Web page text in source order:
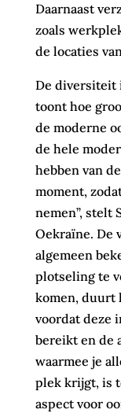
Daarnaast
zoals
de locaties
De diversiteit
toont hoe
de moderne
de hele
hebben van
moment,
nemen”, stelt
Oekraïne. De
algemeen
plotseling te
komen, duurt
voordat deze
bereikt en de
waarmee je
plek krijgt, is
aspect voor